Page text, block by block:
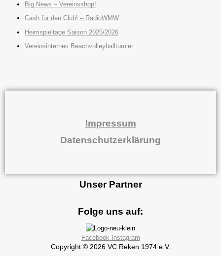
Big News – Vereinsshop!
Cash für den Club! – RadioWMW
Heimspieltage Saison 2025/2026
Vereinsinternes Beachvolleyballturnier
Impressum
Datenschutzerklärung
Unser Partner
Folge uns auf:
Facebook Instagram
Copyright © 2026 VC Reken 1974 e.V.